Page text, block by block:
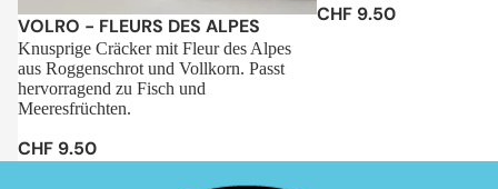
Sale
VOLRO - FLEURS DES ALPES
Knusprige Cräcker mit Fleur des Alpes
aus Roggenschrot und Vollkorn. Passt
hervorragend zu Fisch und
Meeresfrüchten.
CHF 9.50
CHF 9.50